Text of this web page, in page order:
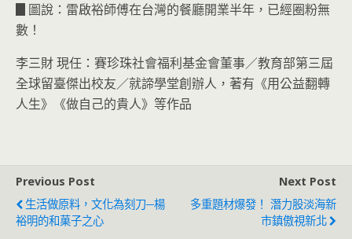
▊圖說：雷啟裕師傅在台灣的餐廳開業半年，已經圈粉無
數！
李三財 現任：賽珍珠社會福利基金會董事／教育部第三屆
全球留臺傑出校友／就諦學堂創辦人，著有《用公益翻轉
人生》《做自己的貴人》等作品
Previous Post
生活做原料，文化為刻刀─楊
裕明的和菓子之心
Next Post
多重題材爆發！ 潛力股淡海新
市鎮傲視新北